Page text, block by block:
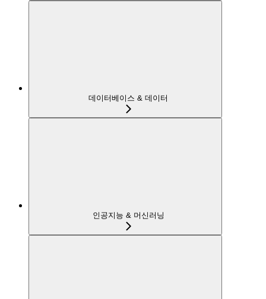
데이터베이스 & 데이터
인공지능 & 머신러닝